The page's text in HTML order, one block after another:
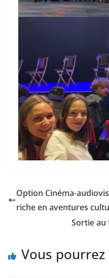
Option Cinéma-
riche en aventures
Sortie au
Vous